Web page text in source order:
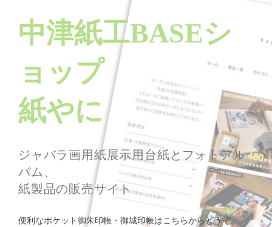
中津紙工BASEシ
ョップ
紙やに
ジャバラ画用紙展示用台紙とフォトアル
バム、
紙製品の販売サイト
便利なポケット御朱印帳・御城印帳はこちらからどうぞ。